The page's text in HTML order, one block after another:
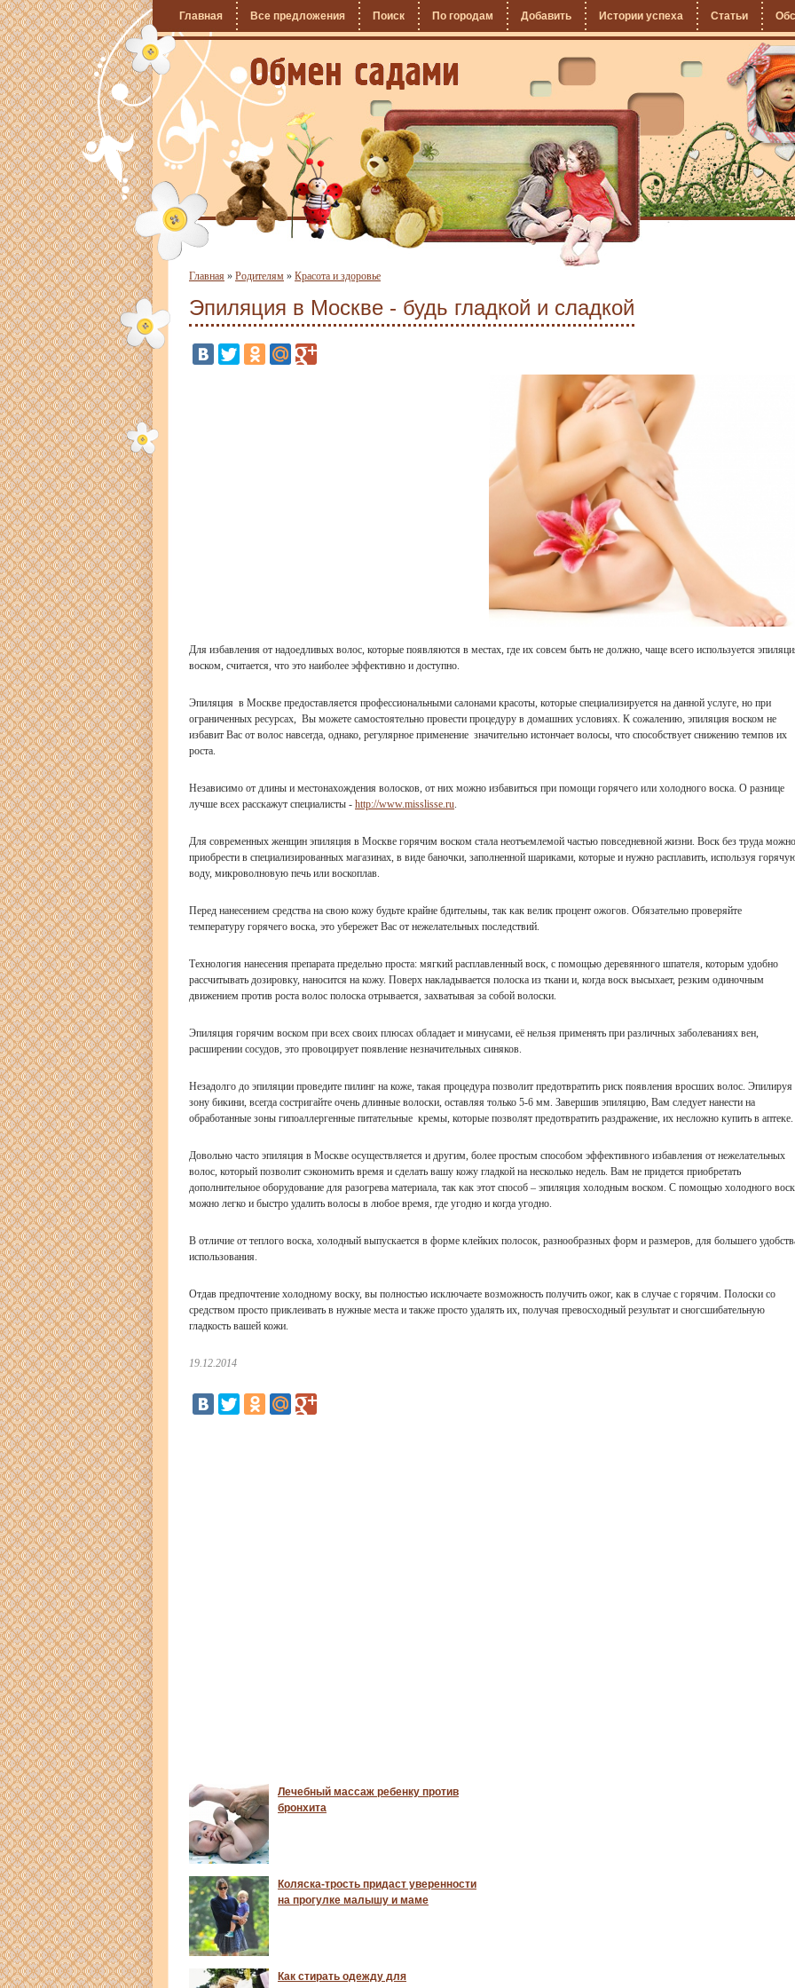
Главная Все предложения Поиск По городам Добавить Истории успеха Статьи
Главная » Родителям » Красота и здоровье
Эпиляция в Москве - будь гладкой и сладкой
Для избавления от надоедливых волос, которые появляются в местах, где их совсем быть не должно, чаще всего используется
воском, считается, что это наиболее эффективно и доступно.
Эпиляция в Москве предоставляется профессиональными салонами красоты, которые специализируется на данной услуге, но при
ограниченных ресурсах, Вы можете самостоятельно провести процедуру в домашних условиях. К сожалению, эпиляция воском не
избавит Вас от волос навсегда, однако, регулярное применение значительно истончает волосы, что способствует снижению темпов их
роста.
Независимо от длины и местонахождения волосков, от них можно избавиться при помощи горячего или холодного воска. О разнице
лучше всех расскажут специалисты - http://www.misslisse.ru
Для современных женщин эпиляция в Москве горячим воском стала неотъемлемой частью повседневной жизни. Воск без труда можно
приобрести в специализированных магазинах, в виде баночки, заполненной шариками, которые и нужно расплавить, используя
воду, микроволновую печь или воскоплав.
Перед нанесением средства на свою кожу будьте крайне бдительны, так как велик процент ожогов. Обязательно проверяйте
температуру горячего воска, это убережет Вас от нежелательных последствий.
Технология нанесения препарата предельно проста: мягкий расплавленный воск, с помощью деревянного шпателя, которым удобно
рассчитывать дозировку, наносится на кожу. Поверх накладывается полоска из ткани и, когда воск высыхает, резким одиночным
движением против роста волос полоска отрывается, захватывая за собой волоски.
Эпиляция горячим воском при всех своих плюсах обладает и минусами, её нельзя применять при различных заболеваниях вен,
расширении сосудов, это провоцирует появление незначительных синяков.
Незадолго до эпиляции проведите пилинг на коже, такая процедура позволит предотвратить риск появления вросших волос. Эпилируя
зону бикини, всегда состригайте очень длинные волоски, оставляя только 5-6 мм. Завершив эпиляцию, Вам следует нанести на
обработанные зоны гипоаллергенные питательные кремы, которые позволят предотвратить раздражение, их несложно купить в аптеке.
Довольно часто эпиляция в Москве осуществляется и другим, более простым способом эффективного избавления от нежелательных
волос, который позволит сэкономить время и сделать вашу кожу гладкой на несколько недель. Вам не придется приобретать
дополнительное оборудование для разогрева материала, так как этот способ – эпиляция холодным воском. С помощью холодного
можно легко и быстро удалить волосы в любое время, где угодно и когда угодно.
В отличие от теплого воска, холодный выпускается в форме клейких полосок, разнообразных форм и размеров, для большего
использования.
Отдав предпочтение холодному воску, вы полностью исключаете возможность получить ожог, как в случае с горячим. Полоски со
средством просто приклеивать в нужные места и также просто удалять их, получая превосходный результат и сногсшибательную
гладкость вашей кожи.
19.12.2014
Лечебный массаж ребенку против
бронхита
Коляска-трость придаст уверенности
на прогулке малышу и маме
Как стирать одежду для